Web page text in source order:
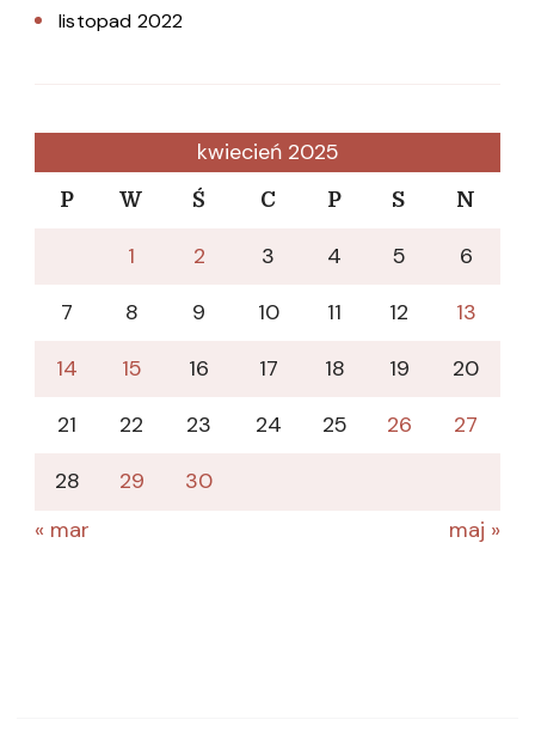
listopad 2022
kwiecień 2025
P W Ś C P S N
1 2 3 4 5
6
7
8 9 10 11 12
13
14
15 16 17 18 19
20
21
22 23 24 25 26
27
28
29
30
« mar
maj »